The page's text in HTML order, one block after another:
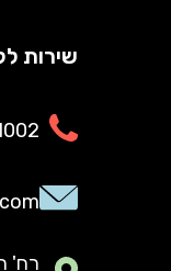
שירות